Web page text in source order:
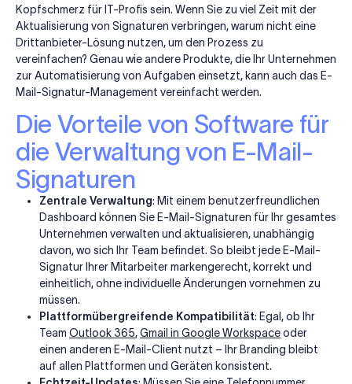
Kopfschmerz für IT-Profis sein. Wenn Sie zu viel Zeit mit der
Aktualisierung von Signaturen verbringen, warum nicht eine
Drittanbieter-Lösung nutzen, um den Prozess zu
vereinfachen? Genau wie andere Produkte, die Ihr Unternehmen
zur Automatisierung von Aufgaben einsetzt, kann auch das E-
Mail-Signatur-Management vereinfacht werden.
Die Vorteile von Software für
die Verwaltung von E-Mail-
Signaturen
Zentrale Verwaltung: Mit einem benutzerfreundlichen
Dashboard können Sie E-Mail-Signaturen für Ihr gesamtes
Unternehmen verwalten und aktualisieren, unabhängig
davon, wo sich Ihr Team befindet. So bleibt jede E-Mail-
Signatur Ihrer Mitarbeiter markengerecht, korrekt und
einheitlich, ohne individuelle Änderungen vornehmen zu
müssen.
Plattformübergreifende Kompatibilität: Egal, ob Ihr
Team Outlook 365,Gmail in Google Workspaceoder
einen anderen E-Mail-Client nutzt – Ihr Branding bleibt
auf allen Plattformen und Geräten konsistent.